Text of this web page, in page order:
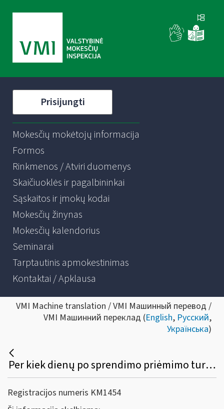
Prisijungti
Mokesčių mokėtojų informacija
Formos
Rinkmenos / Atviri duomenys
Skaičiuoklės ir pagalbininkai
Sąskaitos ir įmokų kodai
Mokesčių žinynas
Mokesčių kalendorius
Seminarai
Tarptautinis apmokestinimas
Kontaktai / Apklausa
VMI Machine translation / VMI Машинный перевод /
VMI Машинний переклад (English, Русский,
Українська)
Per kiek dienų po sprendimo priėmimo turi būti sudaryta mokestinės paskolos sutartis ir patvirtintas mokėjimo grafikas?
Registracijos numeris KM1454